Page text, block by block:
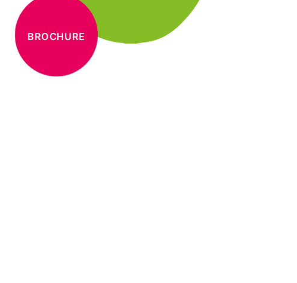
BROCHURE